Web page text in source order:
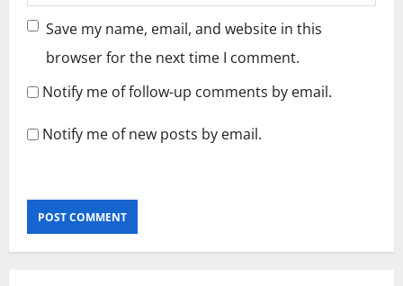
Save my name, email, and website in this
browser for the next time I comment.
Notify me of follow-up comments by email.
Notify me of new posts by email.